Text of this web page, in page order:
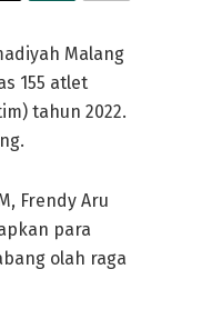
Malang
155 atlet
tahun 2022.
Frendy Aru
para
olah raga